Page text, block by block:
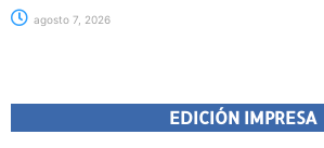
agosto 7, 2026
EDICIÓN IMPRESA